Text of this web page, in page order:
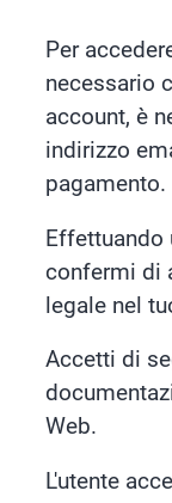
Per
necessario
account, è
indirizzo
pagamento.
Effettuando
confermi di
legale nel
Accetti di
Web.
L'utente